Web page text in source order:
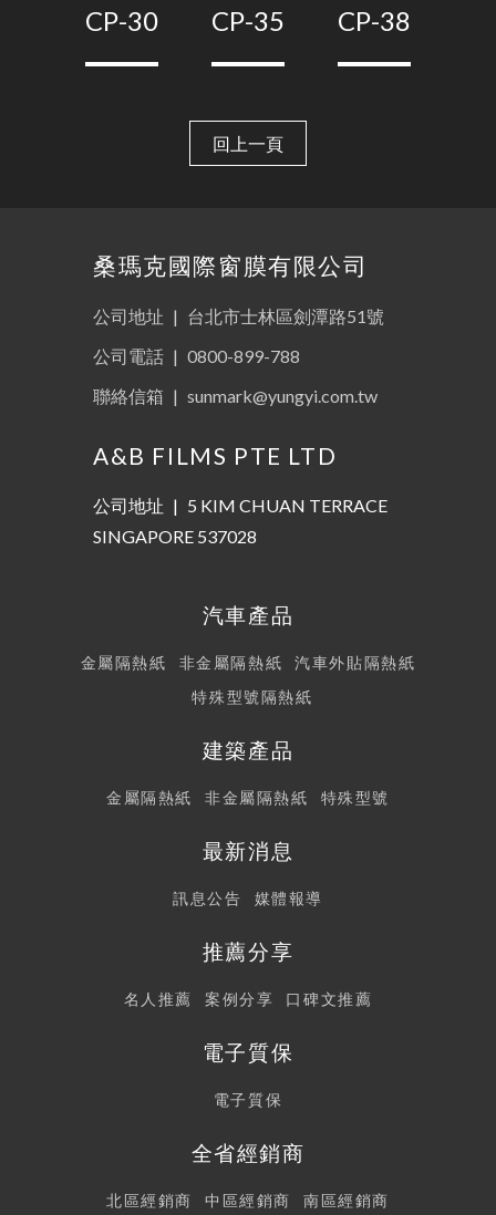
CP-30 CP-35 CP-38
回上一頁
桑瑪克國際窗膜有限公司
公司地址 | 台北市士林區劍潭路51號
公司電話 | 0800-899-788
聯絡信箱 | sunmark@yungyi.com.tw
A&B FILMS PTE LTD
公司地址 | 5 KIM CHUAN TERRACE
SINGAPORE 537028
汽車產品
金屬隔熱紙 非金屬隔熱紙
汽車外貼隔熱紙
特殊型號隔熱紙
建築產品
金屬隔熱紙 非金屬隔熱紙 特殊型號
最新消息
訊息公告 媒體報導
推薦分享
名人推薦 案例分享 口碑文推薦
電子質保
電子質保
全省經銷商
北區經銷商 中區經銷商 南區經銷商